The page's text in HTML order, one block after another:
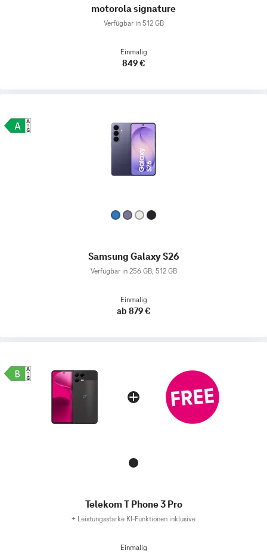
motorola signature
Verfügbar in 512 GB
Einmalig
849 €
Samsung Galaxy S26
Verfügbar in 256 GB, 512 GB
Einmalig
ab 879 €
Telekom T Phone 3 Pro
+ Leistungsstarke KI-Funktionen inklusive
Einmalig